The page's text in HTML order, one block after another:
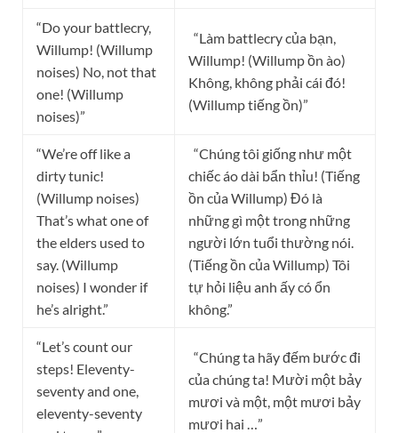
“Do your battlecry,
Willump! (Willump
noises) No, not that
one! (Willump
noises)”
“Làm battlecry của bạn,
Willump! (Willump ồn ào)
Không, không phải cái đó!
(Willump tiếng ồn)”
“We’re off like a
dirty tunic!
(Willump noises)
That’s what one of
the elders used to
say. (Willump
noises) I wonder if
he’s alright.”
“Chúng tôi giống như một
chiếc áo dài bẩn thỉu! (Tiếng
ồn của Willump) Đó là
những gì một trong những
người lớn tuổi thường nói.
(Tiếng ồn của Willump) Tôi
tự hỏi liệu anh ấy có ổn
không.”
“Let’s count our
steps! Eleventy-
seventy and one,
eleventy-seventy
“Chúng ta hãy đếm bước đi
của chúng ta! Mười một bảy
mươi và một, một mươi bảy
mươi hai …”